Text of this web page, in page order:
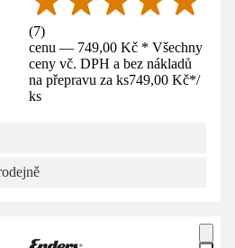
(7)
cenu — 749,00 Kč * Všechny
ceny vč. DPH a bez nákladů
na přepravu za ks749,00 Kč*/
ks